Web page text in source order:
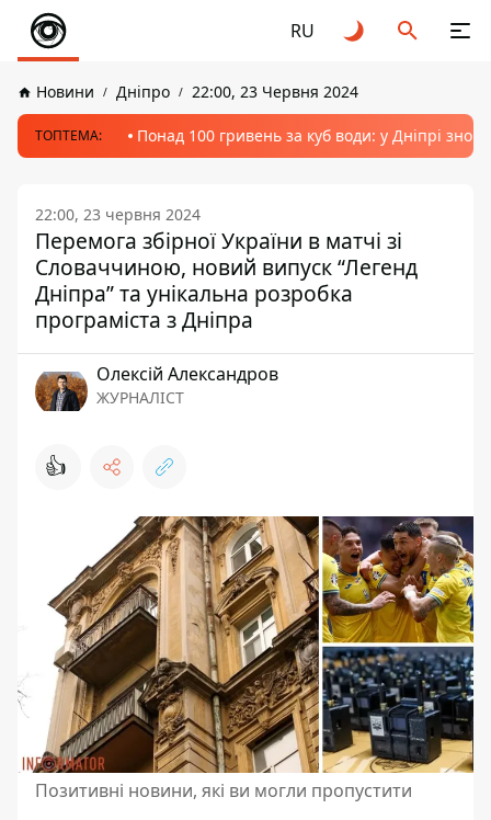
RU
Новини Дніпро 22:00, 23 Червня 2024
ТОПТЕМА: Понад 100 гривень за куб води: у Дніпрі
22:00, 23 червня 2024
Перемога збірної України в матчі зі
Словаччиною, новий випуск “Легенд
Дніпра” та унікальна розробка
програміста з Дніпра
Олексій Александров
ЖУРНАЛІСТ
👍
Позитивні новини, які ви могли пропустити